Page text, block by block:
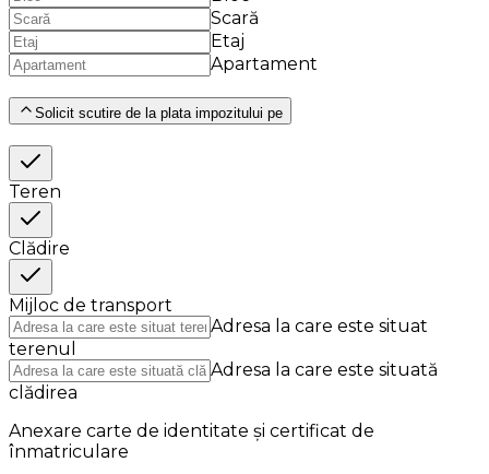
Scară
Etaj
Apartament
Solicit scutire de la plata impozitului pe
Teren
Clădire
Mijloc de transport
Adresa la care este situat
terenul
Adresa la care este situată
clădirea
Anexare carte de identitate și certificat de
înmatriculare